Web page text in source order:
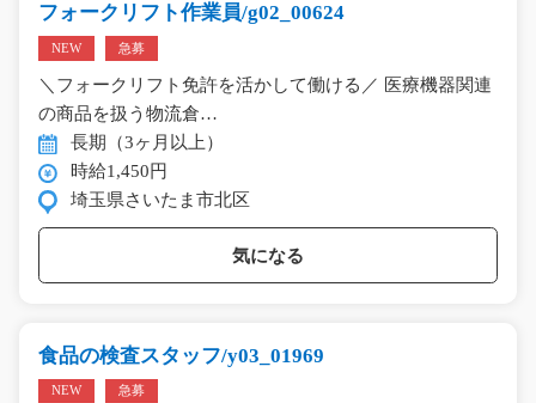
フォークリフト作業員/g02_00624
NEW 急募
＼フォークリフト免許を活かして働ける／ 医療機器関連
の商品を扱う物流倉…
長期（3ヶ月以上）
時給1,450円
埼玉県さいたま市北区
気になる
食品の検査スタッフ/y03_01969
NEW 急募